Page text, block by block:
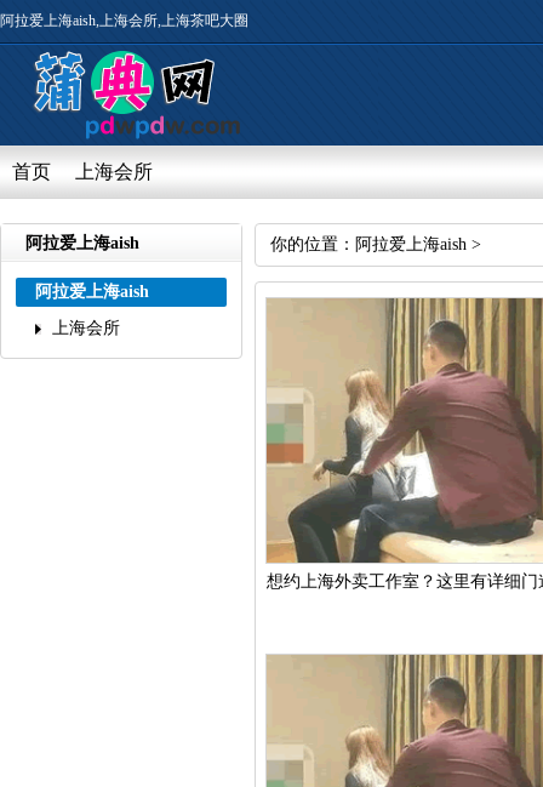
阿拉爱上海aish,上海会所,上海茶吧大圈
首页 上海会所
阿拉爱上海aish
阿拉爱上海aish
上海会所
你的位置： 阿拉爱上海aish >
想约上海外卖工作室？这里有详细门